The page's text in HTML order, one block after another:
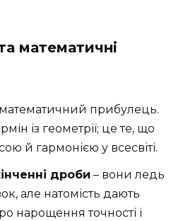
математичні
прибулець.
із геометрії; це те, що
й гармонією у всесвіті.
дроби – вони ледь
але натомість дають
нарощення точності і